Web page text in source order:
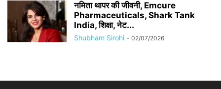
नमिता थापर की जीवनी, Emcure
Pharmaceuticals, Shark Tank
India, शिक्षा, नेट...
Shubham Sirohi - 02/07/2026